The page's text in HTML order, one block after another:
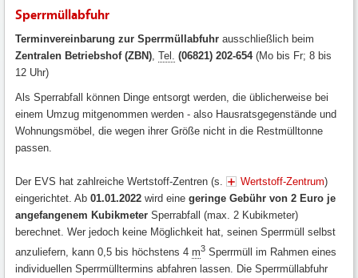
Sperrmüllabfuhr
Terminvereinbarung zur Sperrmüllabfuhr ausschließlich beim
Zentralen Betriebshof (ZBN) Tel. (06821) 202-654(Mo bis Fr; 8 bis
12 Uhr)
Als Sperrabfall können Dinge entsorgt werden, die üblicherweise bei
einem Umzug mitgenommen werden - also Hausratsgegenstände und
Wohnungsmöbel, die wegen ihrer Größe nicht in die Restmülltonne
passen.
Der EVS hat zahlreiche Wertstoff-Zentren (s. Wertstoff-Zentrum)
eingerichtet. Ab 01.01.2022 wird eine geringe Gebühr von 2 Euro je
angefangenem Kubikmeter Sperrabfall (max. 2 Kubikmeter)
berechnet. Wer jedoch keine Möglichkeit hat, seinen Sperrmüll selbst
anzuliefern, kann 0,5 bis höchstens 4 m3 Sperrmüll im Rahmen eines
individuellen Sperrmülltermins abfahren lassen. Die Sperrmüllabfuhr